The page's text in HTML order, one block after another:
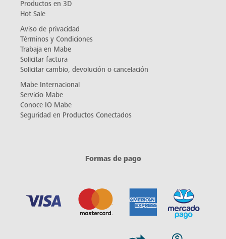
Productos en 3D
Hot Sale
Aviso de privacidad
Términos y Condiciones
Trabaja en Mabe
Solicitar factura
Solicitar cambio, devolución o cancelación
Mabe Internacional
Servicio Mabe
Conoce IO Mabe
Seguridad en Productos Conectados
Formas de pago